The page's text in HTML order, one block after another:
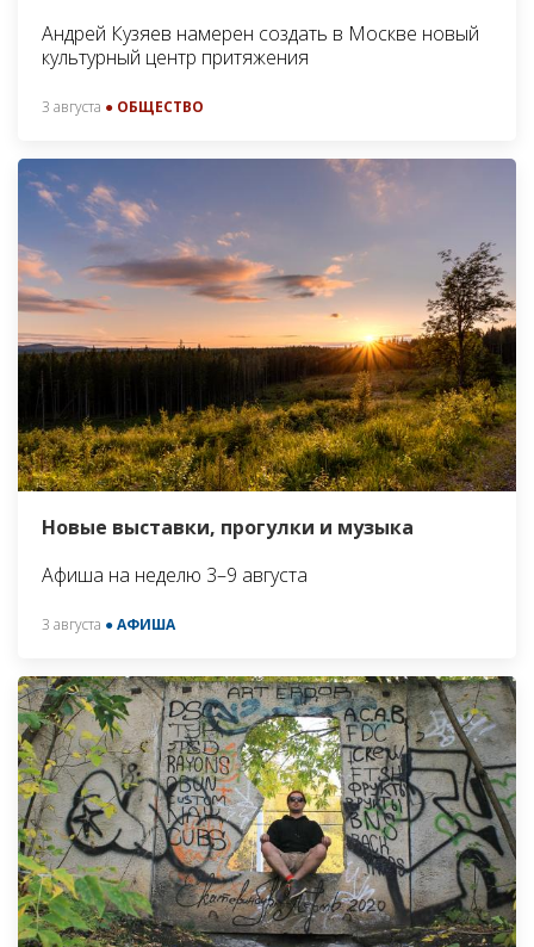
Андрей Кузяев намерен создать в Москве новый
культурный центр притяжения
3 августа ● ОБЩЕСТВО
Новые выставки, прогулки и музыка
Афиша на неделю 3–9 августа
3 августа ● АФИША